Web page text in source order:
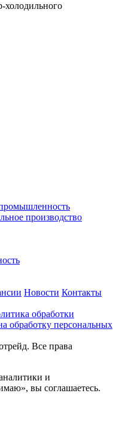
производство
Новости Контакты
обработки
обработку персональных
Все права
и
вы соглашаетесь.